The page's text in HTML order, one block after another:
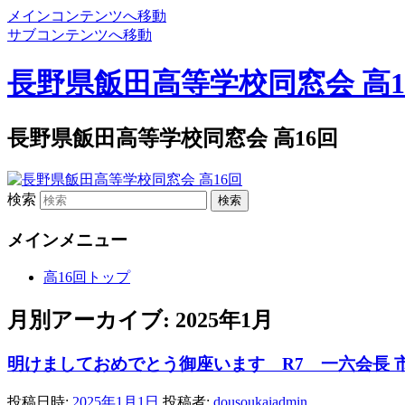
メインコンテンツへ移動
サブコンテンツへ移動
長野県飯田高等学校同窓会 高
長野県飯田高等学校同窓会 高16回
検索
メインメニュー
高16回トップ
月別アーカイブ: 2025年1月
明けましておめでとう御座います R7 一六会長
投稿日時: 2025年1月1日 投稿者: dousoukaiadmin